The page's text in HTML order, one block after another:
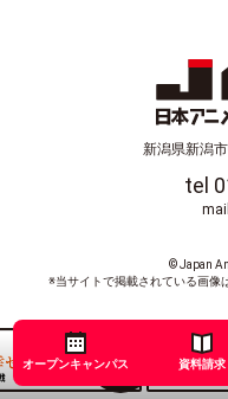
新潟県新潟
tel
© Japan
※当サイトで掲載されている画像
オープンキャンパス 資料請求